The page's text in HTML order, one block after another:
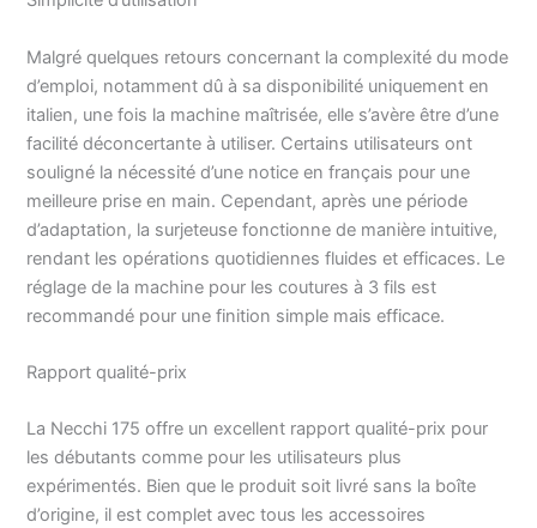
N175 est capable de
réaliser des points
exclusifs, grâce aux
nombreux programmes
disponibles. Contrôle et
précision de la vitesse
de 1 100 points/min.
Malgré quelques retours concernant la complexité du mode
d’emploi, notamment dû à sa disponibilité uniquement en
italien, une fois la machine maîtrisée, elle s’avère être d’une
facilité déconcertante à utiliser. Certains utilisateurs ont
souligné la nécessité d’une notice en français pour une
meilleure prise en main. Cependant, après une période
d’adaptation, la surjeteuse fonctionne de manière intuitive,
rendant les opérations quotidiennes fluides et efficaces. Le
réglage de la machine pour les coutures à 3 fils est
recommandé pour une finition simple mais efficace.
Rapport qualité-prix
La Necchi 175 offre un excellent rapport qualité-prix pour
les débutants comme pour les utilisateurs plus
expérimentés. Bien que le produit soit livré sans la boîte
d’origine, il est complet avec tous les accessoires